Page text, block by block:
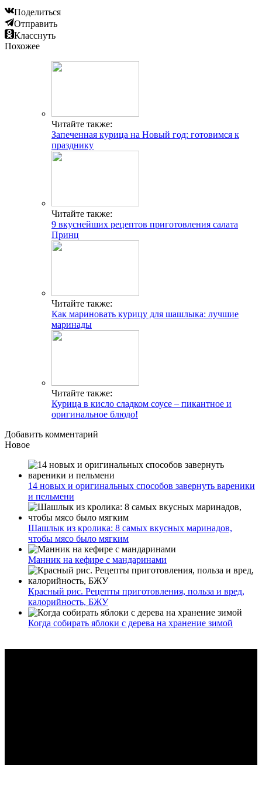
Поделиться
Отправить
Класснуть
Похожее
Читайте также:
Запеченная курица на Новый год: готовимся к
празднику
Читайте также:
9 вкуснейших рецептов приготовления салата
Принц
Читайте также:
Как мариновать курицу для шашлыка: лучшие
маринады
Читайте также:
Курица в кисло сладком соусе – пикантное и
оригинальное блюдо!
Добавить комментарий
Новое
14 новых и оригинальных способов завернуть вареники
и пельмени
Шашлык из кролика: 8 самых вкусных маринадов,
чтобы мясо было мягким
Манник на кефире с мандаринами
Красный рис. Рецепты приготовления, польза и вред,
калорийность, БЖУ
Когда собирать яблоки с дерева на хранение зимой